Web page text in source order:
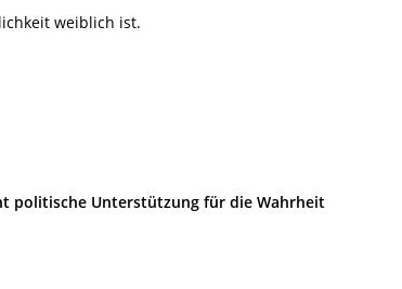
weiblich ist.
politische Unterstützung für die Wahrheit